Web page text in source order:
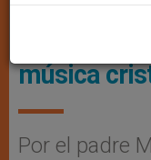
Teología
“Hillsong,
música
Por el padre